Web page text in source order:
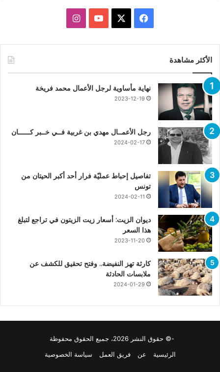
فيسبوك يوتيوبانستقرام
الأكثر مشاهدة
نهاية مأساوية لرجل الأعمال محمد فريخة
2023-12-19
رجل الأعمــال مهدي بن غربية فــي خــبر كــــــان
2024-02-17
تفاصيل إحباط عمليّة فرار أحد أكبر الحيتان من
تونس
2024-02-11
ديوان الزيت: أسعار زيت الزيتون في تراجع لتبلغ
هذا السعر
2023-11-20
كارثة تهز النفيضة.. وفتح تحقيق للكشف عن
ملابسات الحادثة
2024-01-29
-© حقوق النشر 2026، جميع الحقوق محفوظة
الرئيسية
عن فريق العمل سياسة الخصوصية